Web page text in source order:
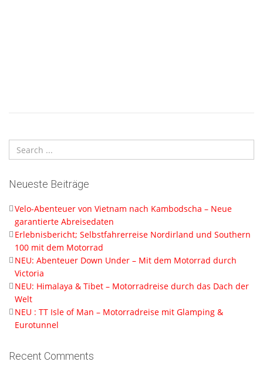
Neueste Beiträge
Velo-Abenteuer von Vietnam nach Kambodscha – Neue
garantierte Abreisedaten
Erlebnisbericht; Selbstfahrerreise Nordirland und Southern
100 mit dem Motorrad
NEU: Abenteuer Down Under – Mit dem Motorrad durch
Victoria
NEU: Himalaya & Tibet – Motorradreise durch das Dach der
Welt
NEU : TT Isle of Man – Motorradreise mit Glamping &
Eurotunnel
Recent Comments